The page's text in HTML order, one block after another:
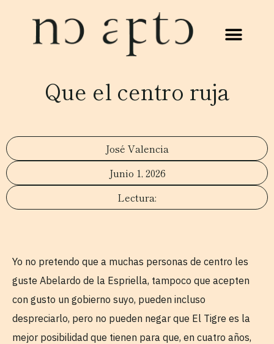
Que el centro ruja
José Valencia
Junio 1, 2026
Yo no pretendo que a muchas personas de centro les
guste Abelardo de la Espriella, tampoco que acepten
con gusto un gobierno suyo, pueden incluso
despreciarlo, pero no pueden negar que El Tigre es la
mejor posibilidad que tienen para que, en cuatro años,